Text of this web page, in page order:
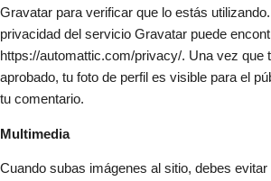
Gravatar para verificar que lo estás
privacidad del servicio Gravatar puede
https://automattic.com/privacy/. Una vez que
aprobado, tu foto de perfil es visible para el
tu comentario.
Multimedia
Cuando subas imágenes al sitio, debes